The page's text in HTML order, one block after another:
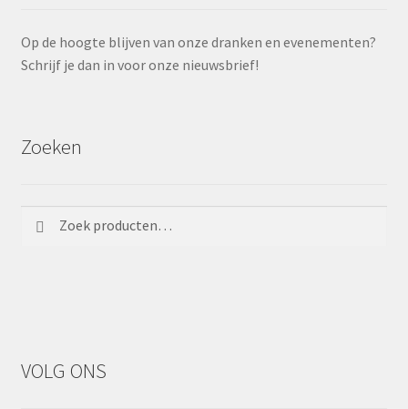
Op de hoogte blijven van onze dranken en evenementen?
Schrijf je dan in voor onze nieuwsbrief!
Zoeken
naar:
VOLG ONS